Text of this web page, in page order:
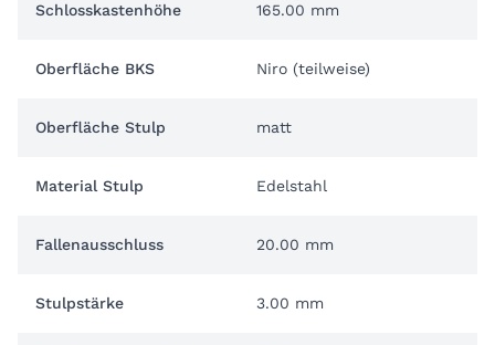
Schlosskastenhöhe 165.00 mm
Oberfläche BKS Niro (teilweise)
Oberfläche Stulp matt
Material Stulp Edelstahl
Fallenausschluss 20.00 mm
Stulpstärke 3.00 mm